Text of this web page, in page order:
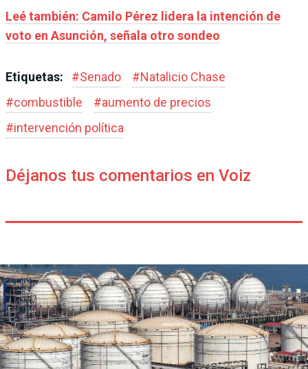
Leé también: Camilo Pérez lidera la intención de
voto en Asunción, señala otro sondeo
Etiquetas: #Senado #Natalicio Chase
#combustible #aumento de precios
#intervención política
Déjanos tus comentarios en Voiz